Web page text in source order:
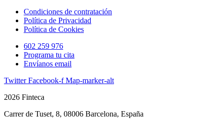
Condiciones de contratación
Política de Privacidad
Política de Cookies
602 259 976
Programa tu cita
Envíanos email
Twitter Facebook-f Map-marker-alt
2026 Finteca
Carrer de Tuset, 8, 08006 Barcelona, España